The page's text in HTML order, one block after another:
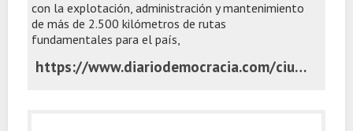
con la explotación, administración y mantenimiento
de más de 2.500 kilómetros de rutas
fundamentales para el país,
https://www.diariodemocracia.com/ciudad/junin/341079-rutas-7-y-188-paso-clave-para-definir-las-nuevas-c/